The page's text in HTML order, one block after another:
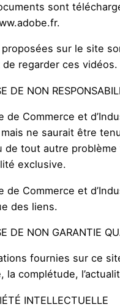
sont
sur le site
regarder ces vidéos.
DE NON
de Commerce et
ne saurait être
de tout autre
exclusive.
de Commerce et
des liens.
DE NON GARANTIE
fournies sur ce
la complétude,
INTELLECTUELLE